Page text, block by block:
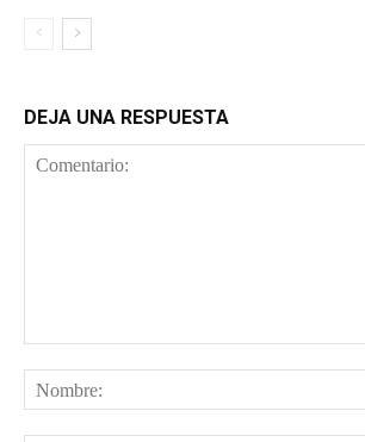
DEJA UNA RESPUESTA